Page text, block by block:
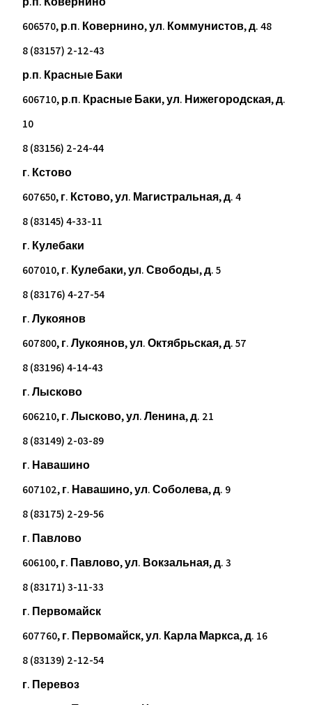
606570, р.п. Ковернино, ул. Коммунистов, д. 48
8 (83157) 2-12-43
р.п. Красные Баки
606710, р.п. Красные Баки, ул. Нижегородская, д.
10
8 (83156) 2-24-44
г. Кстово
607650, г. Кстово, ул. Магистральная, д. 4
8 (83145) 4-33-11
г. Кулебаки
607010, г. Кулебаки, ул. Свободы, д. 5
8 (83176) 4-27-54
г. Лукоянов
607800, г. Лукоянов, ул. Октябрьская, д. 57
8 (83196) 4-14-43
г. Лысково
606210, г. Лысково, ул. Ленина, д. 21
8 (83149) 2-03-89
г. Навашино
607102, г. Навашино, ул. Соболева, д. 9
8 (83175) 2-29-56
г. Павлово
606100, г. Павлово, ул. Вокзальная, д. 3
8 (83171) 3-11-33
г. Первомайск
607760, г. Первомайск, ул. Карла Маркса, д. 16
8 (83139) 2-12-54
г. Перевоз